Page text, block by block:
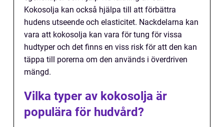
Kokosolja kan också hjälpa till att förbättra
hudens utseende och elasticitet. Nackdelarna kan
vara att kokosolja kan vara för tung för vissa
hudtyper och det finns en viss risk för att den kan
täppa till porerna om den används i överdriven
mängd.
Vilka typer av kokosolja är
populära för hudvård?